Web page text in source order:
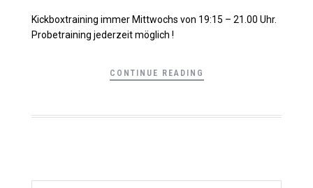
Kickboxtraining immer Mittwochs von 19:15 – 21.00 Uhr.
Probetraining jederzeit möglich !
CONTINUE READING